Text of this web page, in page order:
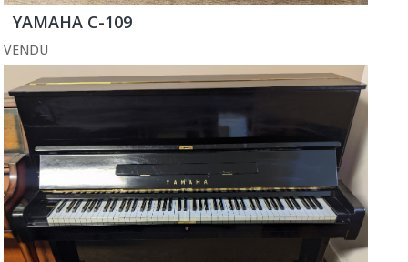
YAMAHA C-109
VENDU